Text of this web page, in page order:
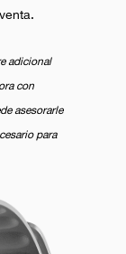
adicional
con
asesorarle
para